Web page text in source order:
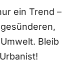
ein Trend –
Bleib